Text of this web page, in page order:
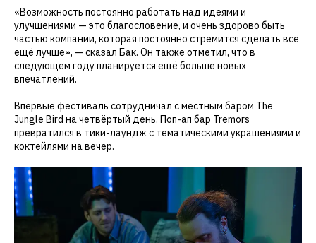
«Возможность постоянно работать над идеями и
улучшениями — это благословение, и очень здорово быть
частью компании, которая постоянно стремится сделать всё
ещё лучше», — сказал Бак. Он также отметил, что в
следующем году планируется ещё больше новых
впечатлений.
Впервые фестиваль сотрудничал с местным баром The
Jungle Bird на четвёртый день. Поп-ап бар Tremors
превратился в тики-лаундж с тематическими украшениями и
коктейлями на вечер.